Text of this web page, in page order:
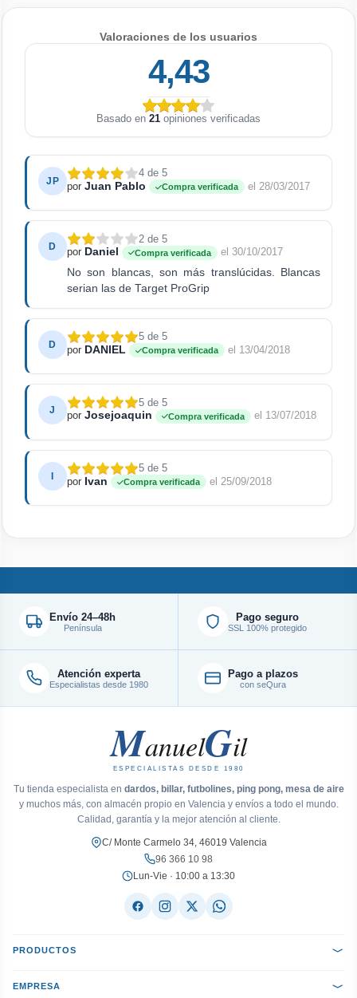
Valoraciones de los usuarios
4,43
Basado en 21 opiniones verificadas
JP
4 de 5
por Juan Pablo Compra verificada el 28/03/2017
D
2 de 5
por Daniel Compra verificada
el 30/10/2017
No son blancas, son más translúcidas. Blancas
serian las de Target ProGrip
D
5 de 5
por DANIEL Compra verificada el 13/04/2018
J
5 de 5
por Josejoaquin Compra verificada el 13/07/2018
I
5 de 5
por Ivan Compra verificada el 25/09/2018
Envío 24–48h
Península
Pago seguro
SSL 100% protegido
Atención experta
Especialistas desde 1980
Pago a plazos
con seQura
ManuelGil
ESPECIALISTAS DESDE 1980
Tu tienda especialista en dardos, billar, futbolines, ping pong, mesa de aire
y muchos más, con almacén propio en Valencia y envíos a todo el mundo.
Calidad, garantía y la mejor atención al cliente.
C/ Monte Carmelo 34, 46019 Valencia
96 366 10 98
Lun-Vie · 10:00 a 13:30
PRODUCTOS
EMPRESA